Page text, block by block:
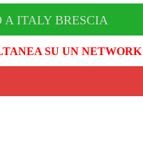
A ITALY BRESCIA
SU UN